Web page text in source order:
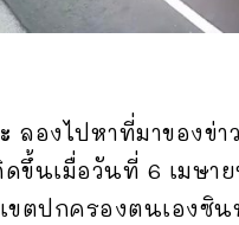
ลองไปหาที่มาของข่
ดขึ้นเมื่อวันที่ 6 เมษา
ตปกครองตนเองซิ